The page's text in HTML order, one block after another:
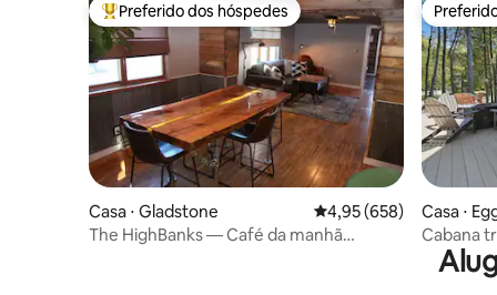
Entre os melhores preferidos dos hóspedes
Preferido dos hóspedes
Casa ⋅ Gladstone 4,95 de uma avaliação
4,95 (658)
The HighBanks — Café da manhã
Casa ⋅
Cabana
acesso